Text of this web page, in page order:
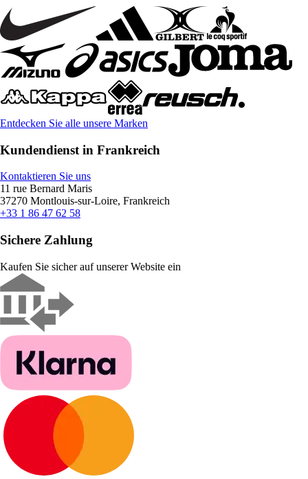
Entdecken Sie alle unsere Marken
Kundendienst in Frankreich
Kontaktieren Sie uns
11 rue Bernard Maris
37270 Montlouis-sur-Loire, Frankreich
+33 1 86 47 62 58
Sichere Zahlung
Kaufen Sie sicher auf unserer Website ein